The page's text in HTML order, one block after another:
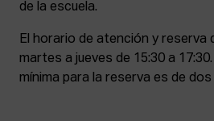
de la escuela.
El horario de atención y reserva
martes a jueves de 15:30 a
mínima para la reserva es de dos